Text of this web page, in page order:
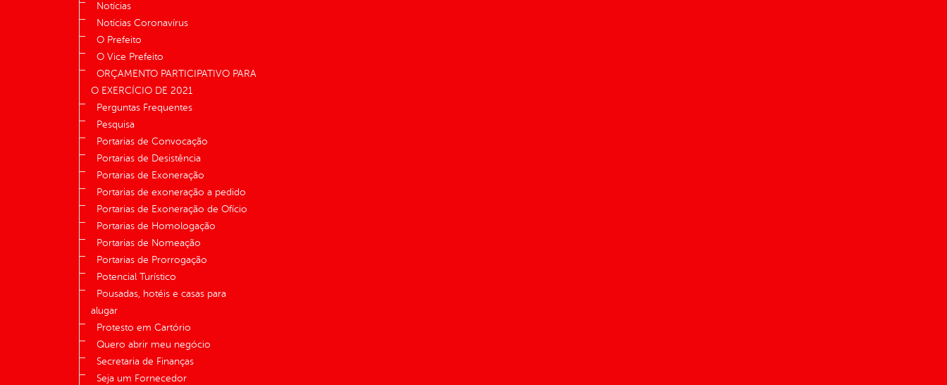
Notícias
Notícias Coronavírus
O Prefeito
O Vice Prefeito
ORÇAMENTO PARTICIPATIVO PARA
O EXERCÍCIO DE 2021
Perguntas Frequentes
Pesquisa
Portarias de Convocação
Portarias de Desistência
Portarias de Exoneração
Portarias de exoneração a pedido
Portarias de Exoneração de Ofício
Portarias de Homologação
Portarias de Nomeação
Portarias de Prorrogação
Potencial Turístico
Pousadas, hotéis e casas para
alugar
Protesto em Cartório
Quero abrir meu negócio
Secretaria de Finanças
Seja um Fornecedor